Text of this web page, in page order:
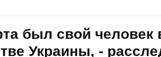
был свой человек
Украины, -